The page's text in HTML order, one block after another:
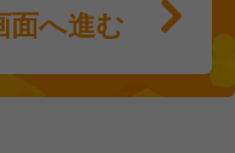
面へ進む